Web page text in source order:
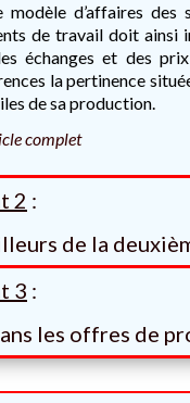
modèle d’affaires des
de travail doit ainsi
échanges et des
la pertinence
de sa production.
complet
2 :
de la
3 :
les offres de